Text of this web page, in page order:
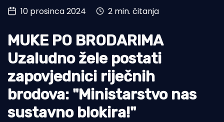
Turizam i nautika
Pomorstvo
Ribolov
Ekologija
Tradicija i kultura
10 prosinca 2024 2 min. čitanja
MUKE PO BRODARIMA
Uzaludno žele postati
zapovjednici riječnih
brodova: "Ministarstvo nas
sustavno blokira!"